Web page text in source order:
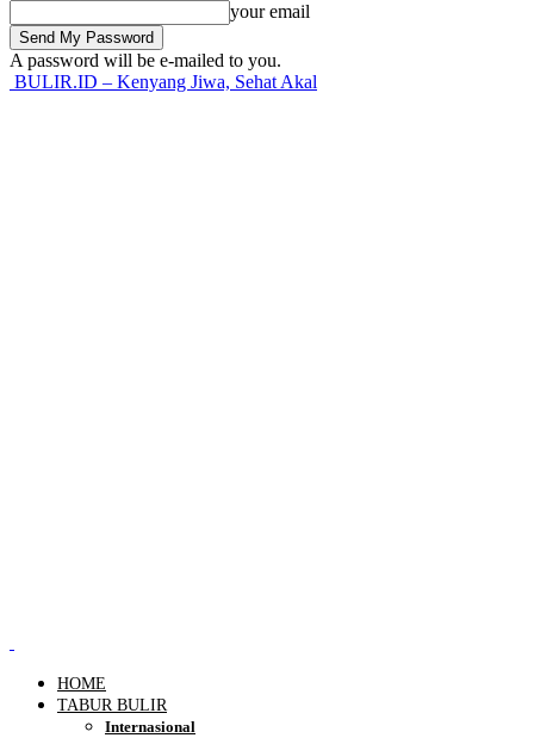
your email
A password will be e-mailed to you.
BULIR.ID – Kenyang Jiwa, Sehat Akal
HOME
TABUR BULIR
Internasional